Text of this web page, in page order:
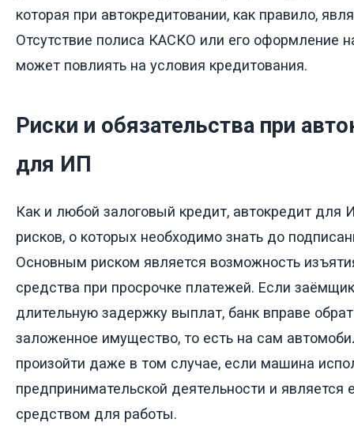
которая при автокредитовании, как правило,
Отсутствие полиса КАСКО или его оформление
может повлиять на условия кредитования.
Риски и обязательства при
для ИП
Как и любой залоговый кредит, автокредит
рисков, о которых необходимо знать до
Основным риском является возможность
средства при просрочке платежей. Если
длительную задержку выплат, банк вправе
заложенное имущество, то есть на сам
произойти даже в том случае, если машина
предпринимательской деятельности и является
средством для работы.